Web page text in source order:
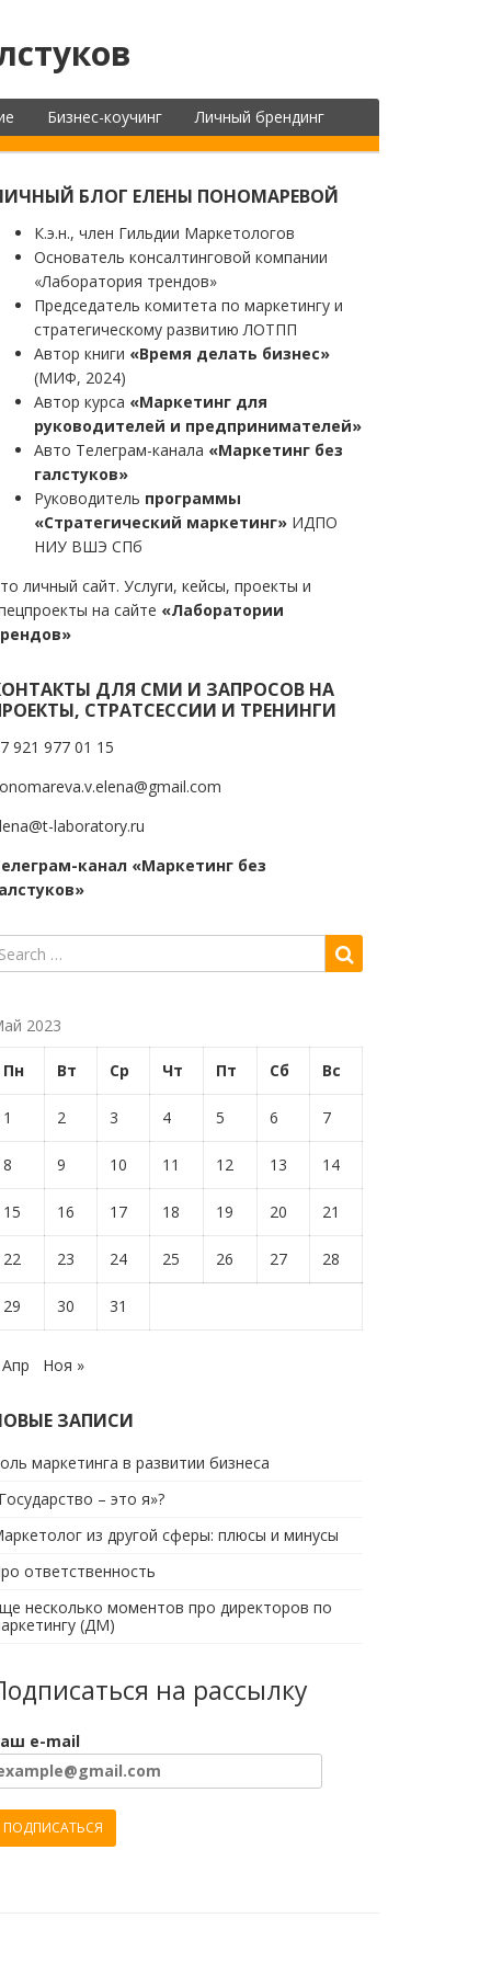
Бизнес-коучинг Личный брендинг
БЛОГ ЕЛЕНЫ ПОНОМАРЕВОЙ
К.э.н., член Гильдии Маркетологов
Основатель консалтинговой компании
«Лаборатория трендов»
Председатель комитета по маркетингу и
стратегическому развитию ЛОТПП
Автор книги «Время делать бизнес»
(МИФ, 2024)
Автор курса «Маркетинг для
руководителей и предпринимателей»
Авто Телеграм-канала «Маркетинг без
галстуков»
Руководитель программы
«Стратегический маркетинг» ИДПО
НИУ ВШЭ СПб
личный сайт. Услуги, кейсы, проекты и
на сайте «Лаборатории
ДЛЯ СМИ И ЗАПРОСОВ НА
СТРАТСЕССИИ И ТРЕНИНГИ
921 977 01 15
laboratory.ru
канал «Маркетинг без
2023
Пн Вт Ср Чт Пт Сб Вс
1 2 3 4 5 6 7
8 9 10 11 12 13 14
15 16 17 18 19 20 21
22 23 24 25 26 27 28
29 30 31
Апр Ноя »
ЗАПИСИ
маркетинга в развитии бизнеса
– это я»?
из другой сферы: плюсы и минусы
ответственность
несколько моментов про директоров по
(ДМ)
на рассылку
e-mail